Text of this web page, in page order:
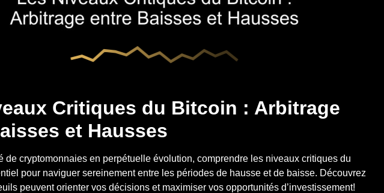
Critiques du Bitcoin : Arbitrage
et Hausses
de cryptomonnaies en perpétuelle évolution, comprendre les niveaux critiques du
pour naviguer sereinement entre les périodes de hausse et de baisse. Découvrez
peuvent orienter vos décisions et maximiser vos opportunités d’investissement!